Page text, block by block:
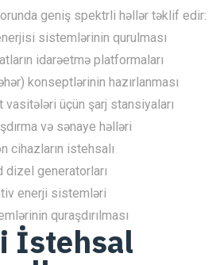
geniş spektrli həllər təklif edir:
sistemlərinin qurulması
idarəetmə platformaları
konseptlərinin hazırlanması
üçün şarj stansiyaları
və sənaye həlləri
cihazların istehsalı
dizel generatorları
enerji sistemləri
quraşdırılması
İstehsal